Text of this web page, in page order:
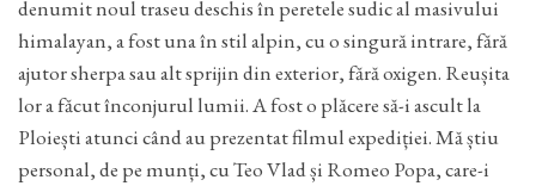
denumit noul traseu deschis în peretele sudic al masivului
himalayan, a fost una în stil alpin, cu o singură intrare, fără
ajutor sherpa sau alt sprijin din exterior, fără oxigen. Reușita
lor a făcut înconjurul lumii. A fost o plăcere să-i ascult la
Ploiești atunci când au prezentat filmul expediției. Mă știu
personal, de pe munți, cu Teo Vlad și Romeo Popa, care-i